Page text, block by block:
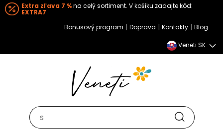
Extra zľava 7 %na celý sortiment. V košíku zadajte kód:
EXTRA7
Bonusový program | Doprava | Kontakty | Blog
Veneti SK